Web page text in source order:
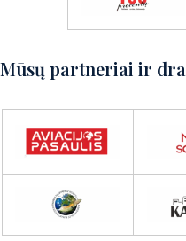
Mūsų partneriai ir